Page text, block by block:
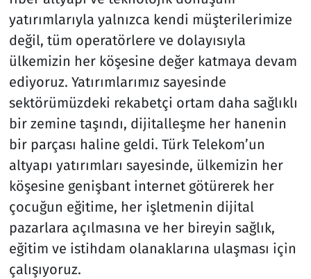
yatırımlarıyla yalnızca kendi müşterilerimize
değil, tüm operatörlere ve dolayısıyla
ülkemizin her köşesine değer katmaya devam
ediyoruz. Yatırımlarımız sayesinde
sektörümüzdeki rekabetçi ortam daha sağlıklı
bir zemine taşındı, dijitalleşme her hanenin
bir parçası haline geldi. Türk Telekom’un
altyapı yatırımları sayesinde, ülkemizin her
köşesine genişbant internet götürerek her
çocuğun eğitime, her işletmenin dijital
pazarlara açılmasına ve her bireyin sağlık,
eğitim ve istihdam olanaklarına ulaşması için
çalışıyoruz.